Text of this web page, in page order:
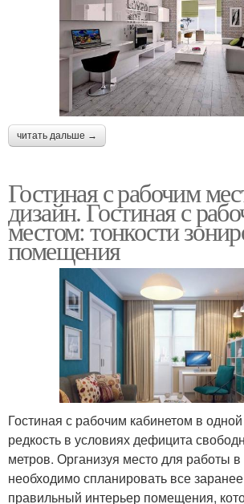
читать дальше →
Гостиная с рабочим
дизайн. Гостиная с
местом: тонкости
помещения
Гостиная с рабочим кабинетом в
редкость в условиях дефицита
метров. Организуя место для работы в
необходимо спланировать все
правильный интерьер помещения,